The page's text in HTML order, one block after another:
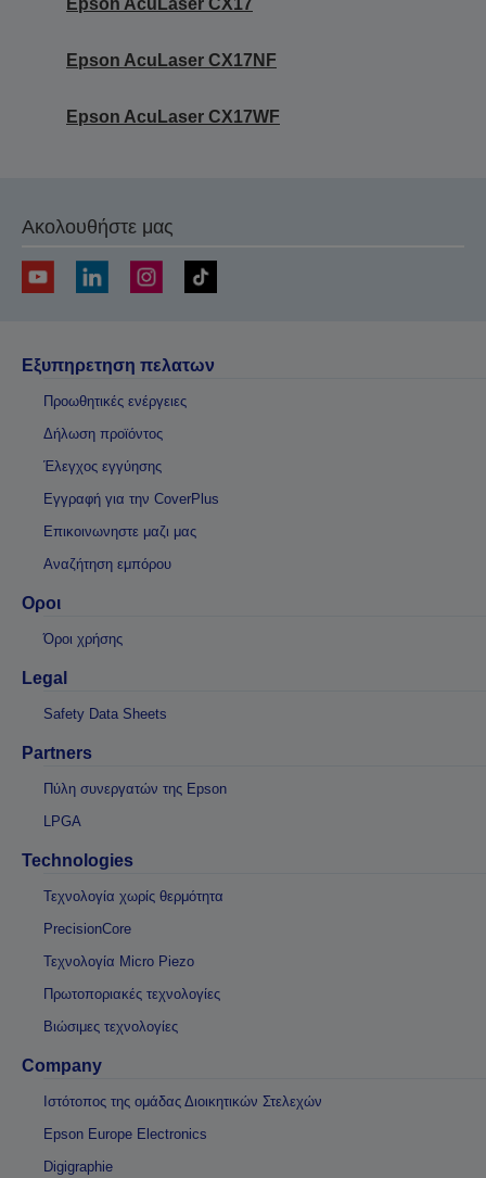
Epson AcuLaser CX17
Epson AcuLaser CX17NF
Epson AcuLaser CX17WF
Ακολουθήστε μας
Εξυπηρετηση πελατων
Προωθητικές ενέργειες
Δήλωση προϊόντος
Έλεγχος εγγύησης
Εγγραφή για την CoverPlus
Επικοινωνηστε μαζι μας
Αναζήτηση εμπόρου
Οροι
Όροι χρήσης
Legal
Safety Data Sheets
Partners
Πύλη συνεργατών της Epson
LPGA
Technologies
Τεχνολογία χωρίς θερμότητα
PrecisionCore
Τεχνολογία Micro Piezo
Πρωτοποριακές τεχνολογίες
Βιώσιμες τεχνολογίες
Company
Ιστότοπος της ομάδας Διοικητικών Στελεχών
Epson Europe Electronics
Digigraphie